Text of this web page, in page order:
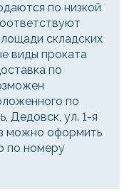
по низкой
складских
виды проката
по
по
Дедовск, ул. 1-я
можно оформить
по номеру